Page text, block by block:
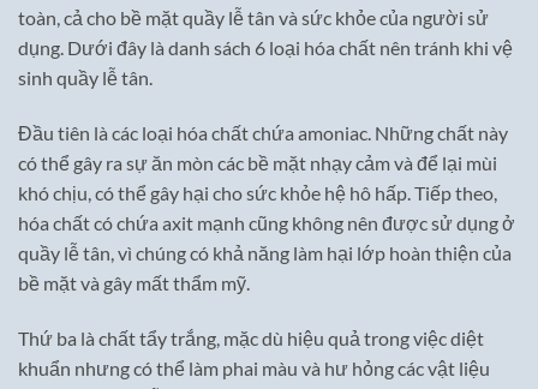
toàn, cả cho bề mặt quầy lễ tân và sức khỏe của người sử
dụng. Dưới đây là danh sách 6 loại hóa chất nên tránh khi vệ
sinh quầy lễ tân.
Đầu tiên là các loại hóa chất chứa amoniac. Những chất này
có thể gây ra sự ăn mòn các bề mặt nhạy cảm và để lại mùi
khó chịu, có thể gây hại cho sức khỏe hệ hô hấp. Tiếp theo,
hóa chất có chứa axit mạnh cũng không nên được sử dụng ở
quầy lễ tân, vì chúng có khả năng làm hại lớp hoàn thiện của
bề mặt và gây mất thẩm mỹ.
Thứ ba là chất tẩy trắng, mặc dù hiệu quả trong việc diệt
khuẩn nhưng có thể làm phai màu và hư hỏng các vật liệu